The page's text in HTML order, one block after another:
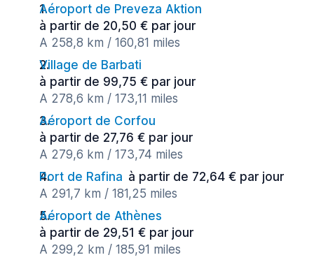
Aéroport de Preveza Aktion
à partir de 20,50 € par jour
A 258,8 km / 160,81 miles
Village de Barbati
à partir de 99,75 € par jour
A 278,6 km / 173,11 miles
Aéroport de Corfou
à partir de 27,76 € par jour
A 279,6 km / 173,74 miles
Port de Rafina à partir de 72,64 € par jour
A 291,7 km / 181,25 miles
Aéroport de Athènes
à partir de 29,51 € par jour
A 299,2 km / 185,91 miles